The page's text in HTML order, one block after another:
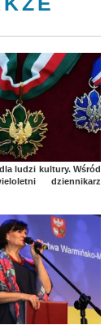
ludzi kultury. Wśród
dziennikarz